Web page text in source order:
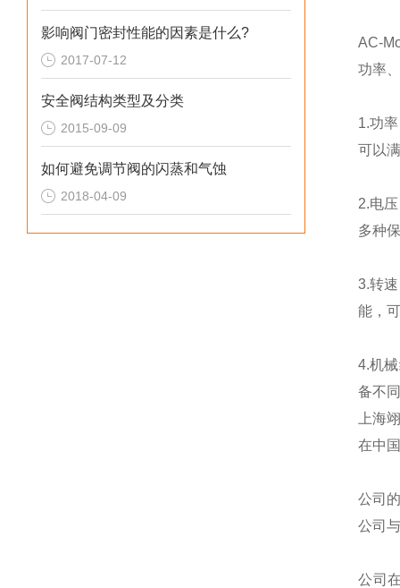
影响阀门密封性能的因素是什么?
2017-07-12
安全阀结构类型及分类
2015-09-09
如何避免调节阀的闪蒸和气蚀
2018-04-09
AC-
功率
1.功
可以
2.电
多种
3.转
能，
4.机
备不
上海
在中
公司
公司
公司